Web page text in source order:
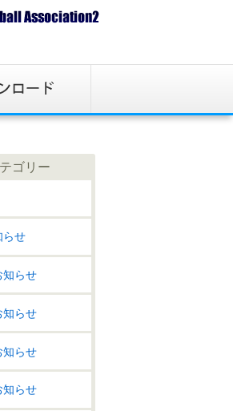
ゴリー
らせ
知らせ
知らせ
知らせ
知らせ